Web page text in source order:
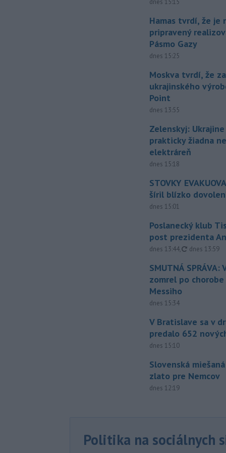
dnes 15:15
Hamas tvrdí, že je
pripravený
Pásmo Gazy
dnes 15:25
Moskva tvrdí, že
ukrajinského
Point
dnes 13:55
Zelenskyj:
prakticky žiadna
elektráreň
dnes 15:18
STOVKY
šíril blízko
dnes 15:01
Poslanecký klub
post prezidenta
dnes 13:44, aktualizované
dnes 13:59
SMUTNÁ
zomrel po
Messiho
dnes 15:34
V Bratislave sa v
predalo 652
dnes 15:10
Slovenská
zlato pre Nemcov
dnes 12:19
Politika na sociálnych